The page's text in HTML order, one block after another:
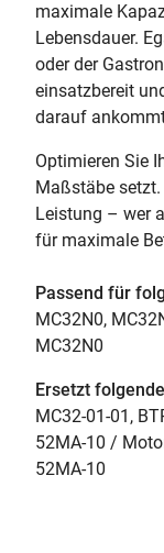
maximale
Lebensdauer.
oder der
einsatzbereit
darauf
Optimieren Sie
Maßstäbe
Leistung – wer
für maximale
Passend für
MC32N0,
MC32N0
Ersetzt
MC32-01-01,
52MA-10 /
52MA-10